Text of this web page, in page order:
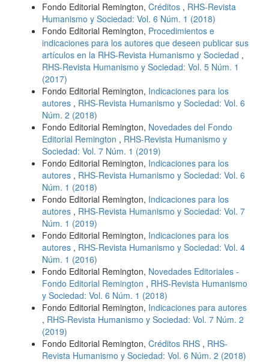
Fondo Editorial Remington, Créditos , RHS-Revista
Humanismo y Sociedad: Vol. 6 Núm. 1 (2018)
Fondo Editorial Remington, Procedimientos e
indicaciones para los autores que deseen publicar sus
artículos en la RHS-Revista Humanismo y Sociedad ,
RHS-Revista Humanismo y Sociedad: Vol. 5 Núm. 1
(2017)
Fondo Editorial Remington, Indicaciones para los
autores , RHS-Revista Humanismo y Sociedad: Vol. 6
Núm. 2 (2018)
Fondo Editorial Remington, Novedades del Fondo
Editorial Remington , RHS-Revista Humanismo y
Sociedad: Vol. 7 Núm. 1 (2019)
Fondo Editorial Remington, Indicaciones para los
autores , RHS-Revista Humanismo y Sociedad: Vol. 6
Núm. 1 (2018)
Fondo Editorial Remington, Indicaciones para los
autores , RHS-Revista Humanismo y Sociedad: Vol. 7
Núm. 1 (2019)
Fondo Editorial Remington, Indicaciones para los
autores , RHS-Revista Humanismo y Sociedad: Vol. 4
Núm. 1 (2016)
Fondo Editorial Remington, Novedades Editoriales -
Fondo Editorial Remington , RHS-Revista Humanismo
y Sociedad: Vol. 6 Núm. 1 (2018)
Fondo Editorial Remington, Indicaciones para autores
, RHS-Revista Humanismo y Sociedad: Vol. 7 Núm. 2
(2019)
Fondo Editorial Remington, Créditos RHS , RHS-
Revista Humanismo y Sociedad: Vol. 6 Núm. 2 (2018)